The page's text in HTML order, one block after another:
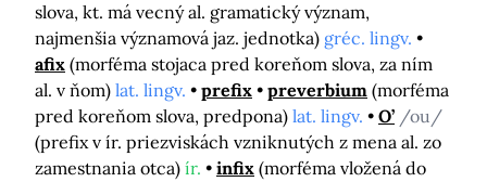
slova, kt. má vecný al. gramatický význam,
najmenšia významová jaz. jednotka) gréc. lingv.
afix (morféma stojaca pred koreňom slova, za ním
al. v ňom) lat. lingv. prefix preverbium (morféma
pred koreňom slova, predpona) lat. lingv. O’ /ou/
(prefix v ír. priezviskách vzniknutých z mena al. zo
zamestnania otca) ír. infix (morféma vložená do